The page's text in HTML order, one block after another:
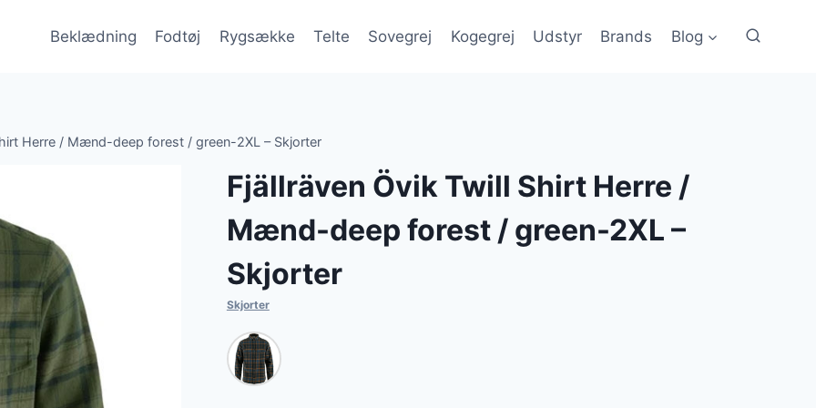
Beklædning Fodtøj Rygsække Telte Sovegrej Kogegrej Udstyr Brands Blog
Herre / Mænd-deep forest / green-2XL – Skjorter
Fjällräven Övik Twill Shirt Herre /
Mænd-deep forest / green-2XL –
Skjorter
Skjorter